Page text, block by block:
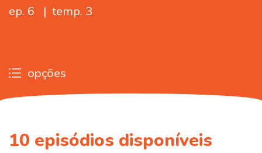
ep. 6 | temp. 3
opções
10 episódios disponíveis